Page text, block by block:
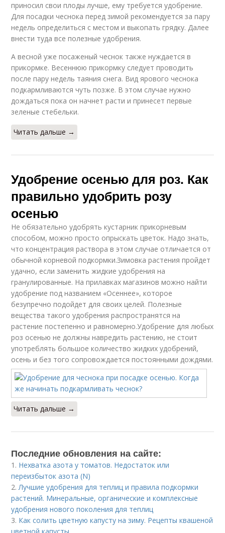
приносил свои плоды лучше, ему требуется удобрение.
Для посадки чеснока перед зимой рекомендуется за пару
недель определиться с местом и выкопать грядку. Далее
внести туда все полезные удобрения.
А весной уже посаженый чеснок также нуждается в
прикормке. Весеннюю прикормку следует проводить
после пару недель таяния снега. Вид ярового чеснока
подкармливаются чуть позже. В этом случае нужно
дождаться пока он начнет расти и принесет первые
зеленые стебельки.
Читать дальше →
Удобрение осенью для роз. Как
правильно удобрить розу
осенью
Не обязательно удобрять кустарник прикорневым
способом, можно просто опрыскать цветок. Надо знать,
что концентрация раствора в этом случае отличается от
обычной корневой подкормки.Зимовка растения пройдет
удачно, если заменить жидкие удобрения на
гранулированные. На прилавках магазинов можно найти
удобрение под названием «Осеннее», которое
безупречно подойдет для своих целей. Полезные
вещества такого удобрения распространятся на
растение постепенно и равномерно.Удобрение для любых
роз осенью не должны навредить растению, не стоит
употреблять большое количество жидких удобрений,
осень и без того сопровождается постоянными дождями.
Читать дальше →
Последние обновления на сайте:
1. Нехватка азота у томатов. Недостаток или
переизбыток азота (N)
2.Лучшие удобрения для теплиц и правила подкормки
растений. Минеральные, органические и комплексные
удобрения нового поколения для теплиц
3. Как солить цветную капусту на зиму. Рецепты квашеной